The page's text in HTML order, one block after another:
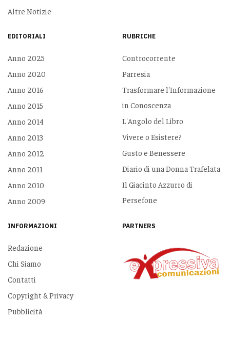
Altre Notizie
EDITORIALI
Anno 2025
Anno 2020
Anno 2016
Anno 2015
Anno 2014
Anno 2013
Anno 2012
Anno 2011
Anno 2010
Anno 2009
RUBRICHE
Controcorrente
Parresia
Trasformare l'Informazione
in Conoscenza
L'Angolo del Libro
Vivere o Esistere?
Gusto e Benessere
Diario di una Donna Trafelata
Il Giacinto Azzurro di
Persefone
INFORMAZIONI
Redazione
Chi Siamo
Contatti
Copyright & Privacy
Pubblicità
PARTNERS